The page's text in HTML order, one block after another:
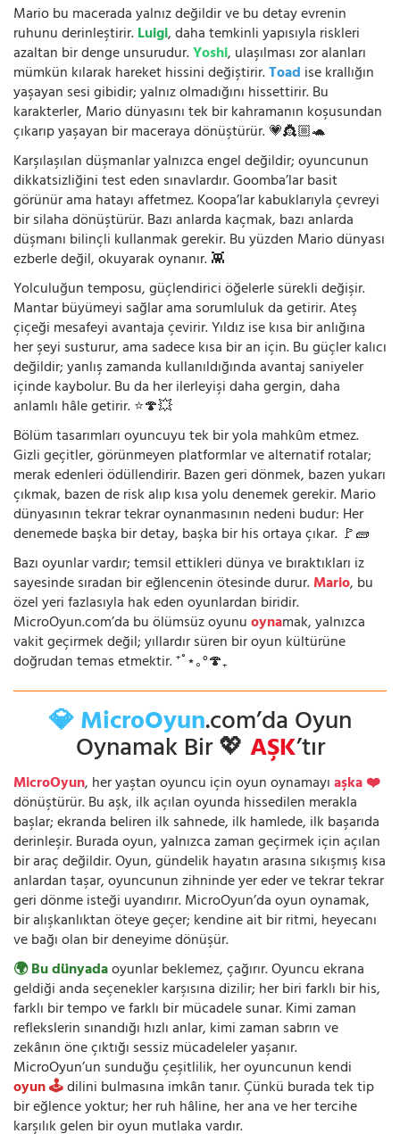
Mario bu macerada yalnız değildir ve bu detay evrenin
ruhunu derinleştirir.Luigi, daha temkinli yapısıyla riskleri
azaltan bir denge unsurudur.Yoshi, ulaşılması zor alanları
mümkün kılarak hareket hissini değiştirir.Toad ise krallığın
yaşayan sesi gibidir; yalnız olmadığını hissettirir. Bu
karakterler, Mario dünyasını tek bir kahramanın koşusundan
çıkarıp yaşayan bir maceraya dönüştürür. 💗👸🏼🐢
Karşılaşılan düşmanlar yalnızca engel değildir; oyuncunun
dikkatsizliğini test eden sınavlardır. Goomba’lar basit
görünür ama hatayı affetmez. Koopa’lar kabuklarıyla çevreyi
bir silaha dönüştürür. Bazı anlarda kaçmak, bazı anlarda
düşmanı bilinçli kullanmak gerekir. Bu yüzden Mario dünyası
ezberle değil, okuyarak oynanır. 👾
Yolculuğun temposu, güçlendirici öğelerle sürekli değişir.
Mantar büyümeyi sağlar ama sorumluluk da getirir. Ateş
çiçeği mesafeyi avantaja çevirir. Yıldız ise kısa bir anlığına
her şeyi susturur, ama sadece kısa bir an için. Bu güçler kalıcı
değildir; yanlış zamanda kullanıldığında avantaj saniyeler
içinde kaybolur. Bu da her ilerleyişi daha gergin, daha
anlamlı hâle getirir. ⭐🍄💥
Bölüm tasarımları oyuncuyu tek bir yola mahkûm etmez.
Gizli geçitler, görünmeyen platformlar ve alternatif rotalar;
merak edenleri ödüllendirir. Bazen geri dönmek, bazen yukarı
çıkmak, bazen de risk alıp kısa yolu denemek gerekir. Mario
dünyasının tekrar tekrar oynanmasının nedeni budur: Her
denemede başka bir detay, başka bir his ortaya çıkar. 🚩🧱
Bazı oyunlar vardır; temsil ettikleri dünya ve bıraktıkları iz
sayesinde sıradan bir eğlencenin ötesinde durur.Mario, bu
özel yeri fazlasıyla hak eden oyunlardan biridir.
MicroOyun.com’da bu ölümsüz oyunuoynamak, yalnızca
vakit geçirmek değil; yıllardır süren bir oyun kültürüne
doğrudan temas etmektir. ⁺˚⋆｡°🍄₊
💎 MicroOyun.com’da Oyun
Oynamak Bir 💖AŞK’tır
MicroOyun, her yaştan oyuncu için oyun oynamayıaşka ❤️
dönüştürür. Bu aşk, ilk açılan oyunda hissedilen merakla
başlar; ekranda beliren ilk sahnede, ilk hamlede, ilk başarıda
derinleşir. Burada oyun, yalnızca zaman geçirmek için açılan
bir araç değildir. Oyun, gündelik hayatın arasına sıkışmış kısa
anlardan taşar, oyuncunun zihninde yer eder ve tekrar tekrar
geri dönme isteği uyandırır. MicroOyun’da oyun oynamak,
bir alışkanlıktan öteye geçer; kendine ait bir ritmi, heyecanı
ve bağı olan bir deneyime dönüşür.
🌍 Bu dünyadaoyunlar beklemez, çağırır. Oyuncu ekrana
geldiği anda seçenekler karşısına dizilir; her biri farklı bir his,
farklı bir tempo ve farklı bir mücadele sunar. Kimi zaman
reflekslerin sınandığı hızlı anlar, kimi zaman sabrın ve
zekânın öne çıktığı sessiz mücadeleler yaşanır.
MicroOyun’un sunduğu çeşitlilik, her oyuncunun kendi
oyun 🕹️dilini bulmasına imkân tanır. Çünkü burada tek tip
bir eğlence yoktur; her ruh hâline, her ana ve her tercihe
karşılık gelen bir oyun mutlaka vardır.